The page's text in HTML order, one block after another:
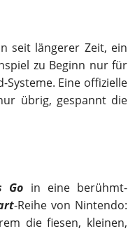
seit längerer Zeit, ein
zu Beginn nur für
Eine offizielle
übrig, gespannt die
Go in eine berühmt-
-Reihe von Nintendo:
die fiesen, kleinen,